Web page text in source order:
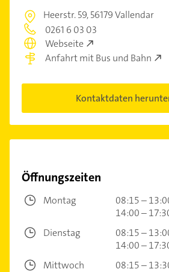
Heerstr. 59,56179 Vallendar
0261 6 03 03
Webseite
Anfahrt mit Bus und Bahn
Kontaktdaten
Öffnungszeiten
Montag
08:15 –
14:00 –
Dienstag
08:15 –
14:00 –
Mittwoch
08:15 –